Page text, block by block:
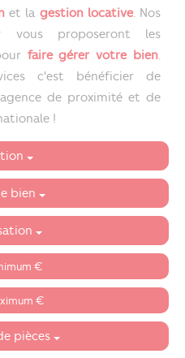
et la gestion locative. Nos
vous proposeront les
faire gérer votre bien.
c'est bénéficier de
de proximité et de
!
bien
pièces